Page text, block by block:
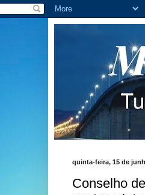
quinta-feira, 15 de
Conselho